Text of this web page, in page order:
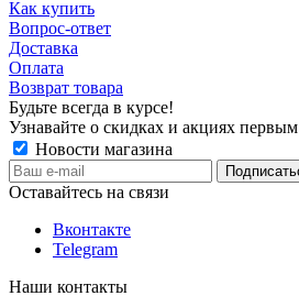
Как купить
Вопрос-ответ
Доставка
Оплата
Возврат товара
Будьте всегда в курсе!
Узнавайте о скидках и акциях первым
Новости магазина
Оставайтесь на связи
Вконтакте
Telegram
Наши контакты